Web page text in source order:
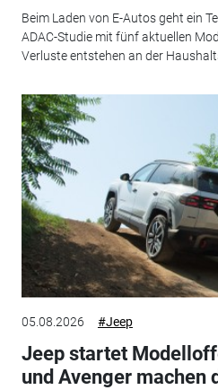
Beim Laden von E-Autos geht ein
ADAC-Studie mit fünf aktuellen
Verluste entstehen an der
05.08.2026 #Jeep
Jeep startet
und Avenger machen